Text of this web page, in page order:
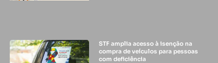
STF amplia acesso à isenção na
compra de veículos para pessoas
com deficiência